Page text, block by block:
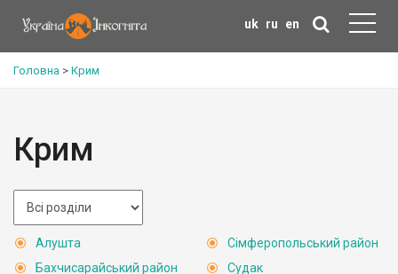
uk ru en
Головна > Крим
Крим
Алушта
Бахчисарайський район
Сімферопольський район
Судак